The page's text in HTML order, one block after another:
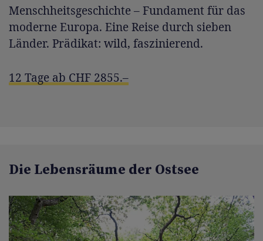
Menschheitsgeschichte – Fundament für das
moderne Europa. Eine Reise durch sieben
Länder. Prädikat: wild, faszinierend.
12 Tage ab CHF 2855.–
Die Lebensräume der Ostsee